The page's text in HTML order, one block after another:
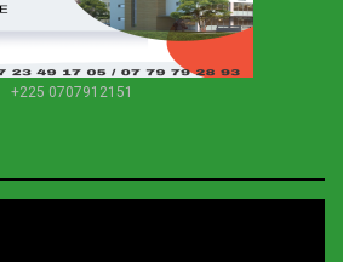
+225 0707912151